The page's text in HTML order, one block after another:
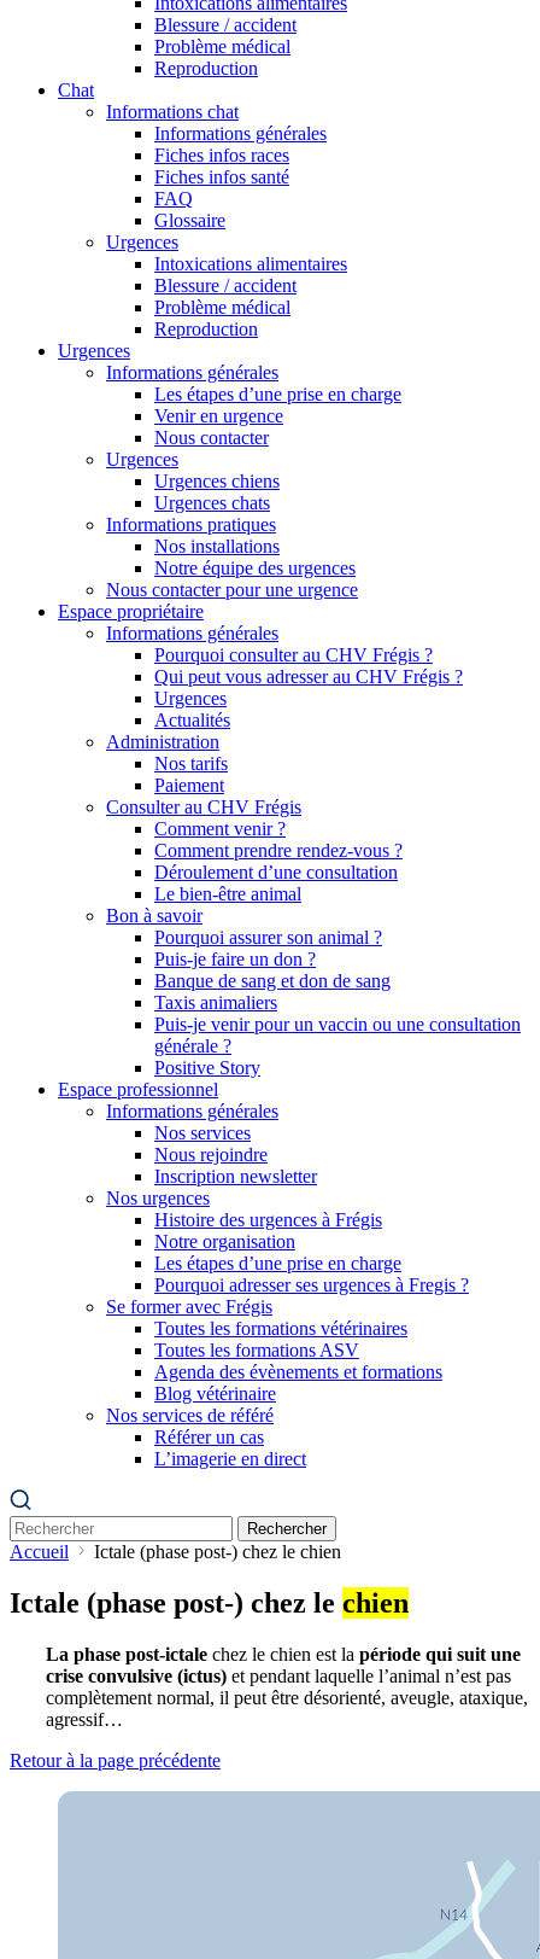
Blessure / accident
Problème médical
Reproduction
Chat
Informations chat
Informations générales
Fiches infos races
Fiches infos santé
FAQ
Glossaire
Urgences
Intoxications alimentaires
Blessure / accident
Problème médical
Reproduction
Urgences
Informations générales
Les étapes d’une prise en charge
Venir en urgence
Nous contacter
Urgences
Urgences chiens
Urgences chats
Informations pratiques
Nos installations
Notre équipe des urgences
Nous contacter pour une urgence
Espace propriétaire
Informations générales
Pourquoi consulter au CHV Frégis ?
Qui peut vous adresser au CHV Frégis ?
Urgences
Actualités
Administration
Nos tarifs
Paiement
Consulter au CHV Frégis
Comment venir ?
Comment prendre rendez-vous ?
Déroulement d’une consultation
Le bien-être animal
Bon à savoir
Pourquoi assurer son animal ?
Puis-je faire un don ?
Banque de sang et don de sang
Taxis animaliers
Puis-je venir pour un vaccin ou une consultation
générale ?
Positive Story
Espace professionnel
Informations générales
Nos services
Nous rejoindre
Inscription newsletter
Nos urgences
Histoire des urgences à Frégis
Notre organisation
Les étapes d’une prise en charge
Pourquoi adresser ses urgences à Fregis ?
Se former avec Frégis
Toutes les formations vétérinaires
Toutes les formations ASV
Agenda des évènements et formations
Blog vétérinaire
Nos services de référé
Référer un cas
L’imagerie en direct
Rechercher
Accueil Ictale (phase post-) chez le chien
Ictale (phase post-) chez le chien
La phase post-ictale chez le chien est la période qui suit une
crise convulsive (ictus) et pendant laquelle l’animal n’est pas
complètement normal, il peut être désorienté, aveugle, ataxique,
agressif…
Retour à la page précédente